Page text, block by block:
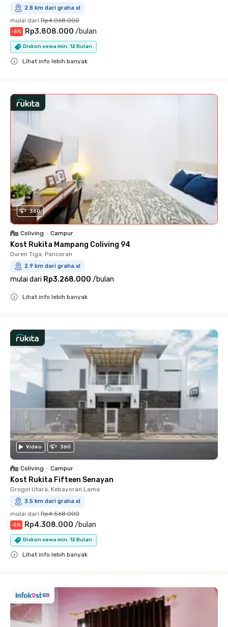
2.8 km dari graha xl
mulai dari Rp4.068.000
-6% Rp3.808.000 /bulan
Diskon sewa min. 12 Bulan
Lihat info lebih banyak
360
Coliving • Campur
Kost Rukita Mampang Coliving 94
Duren Tiga, Pancoran
2.9 km dari graha xl
mulai dari Rp3.268.000 /bulan
Lihat info lebih banyak
Video 360
Coliving • Campur
Kost Rukita Fifteen Senayan
Grogol Utara, Kebayoran Lama
3.5 km dari graha xl
mulai dari Rp4.568.000
-5% Rp4.308.000 /bulan
Diskon sewa min. 12 Bulan
Lihat info lebih banyak